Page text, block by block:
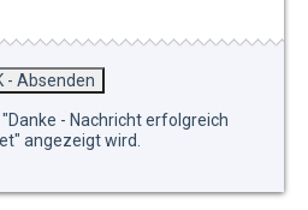
- Nachricht erfolgreich
angezeigt wird.